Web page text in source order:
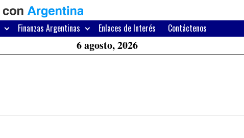
Area
Finanzas Argentinas Enlaces de Interés Contáctenos
6 agosto, 2026